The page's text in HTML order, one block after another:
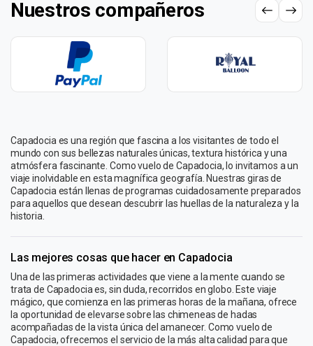
Nuestros compañeros
Capadocia es una región que fascina a los visitantes de todo el
mundo con sus bellezas naturales únicas, textura histórica y una
atmósfera fascinante. Como vuelo de Capadocia, lo invitamos a un
viaje inolvidable en esta magnífica geografía. Nuestras giras de
Capadocia están llenas de programas cuidadosamente preparados
para aquellos que desean descubrir las huellas de la naturaleza y la
historia.
Las mejores cosas que hacer en Capadocia
Una de las primeras actividades que viene a la mente cuando se
trata de Capadocia es, sin duda, recorridos en globo. Este viaje
mágico, que comienza en las primeras horas de la mañana, ofrece
la oportunidad de elevarse sobre las chimeneas de hadas
acompañadas de la vista única del amanecer. Como vuelo de
Capadocia, ofrecemos el servicio de la más alta calidad para que